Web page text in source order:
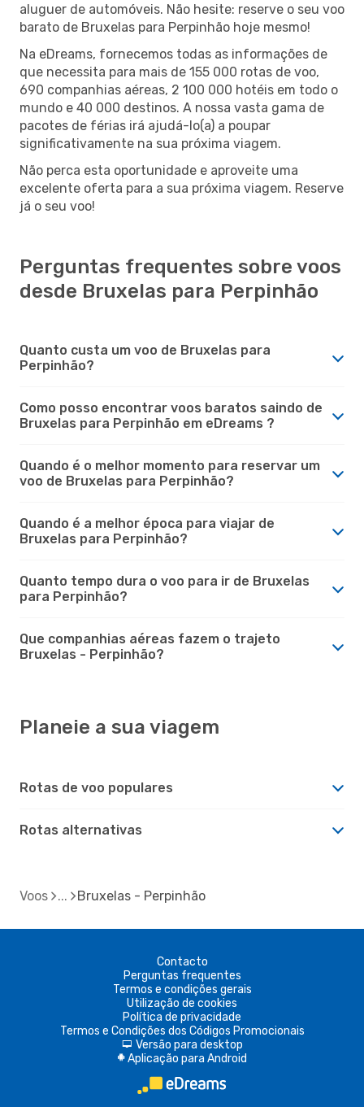
aluguer de automóveis. Não hesite: reserve o seu voo
barato de Bruxelas para Perpinhão hoje mesmo!
Na eDreams, fornecemos todas as informações de
que necessita para mais de 155 000 rotas de voo,
690 companhias aéreas, 2 100 000 hotéis em todo o
mundo e 40 000 destinos. A nossa vasta gama de
pacotes de férias irá ajudá-lo(a) a poupar
significativamente na sua próxima viagem.
Não perca esta oportunidade e aproveite uma
excelente oferta para a sua próxima viagem. Reserve
já o seu voo!
Perguntas frequentes sobre voos
desde Bruxelas para Perpinhão
Quanto custa um voo de Bruxelas para
Perpinhão?
Como posso encontrar voos baratos saindo de
Bruxelas para Perpinhão em eDreams ?
Quando é o melhor momento para reservar um
voo de Bruxelas para Perpinhão?
Quando é a melhor época para viajar de
Bruxelas para Perpinhão?
Quanto tempo dura o voo para ir de Bruxelas
para Perpinhão?
Que companhias aéreas fazem o trajeto
Bruxelas - Perpinhão?
Planeie a sua viagem
Rotas de voo populares
Rotas alternativas
Voos Bruxelas - Perpinhão
Contacto
Perguntas frequentes
Termos e condições gerais
Utilização de cookies
Política de privacidade
Termos e Condições dos Códigos Promocionais
d Versão para desktop
A Aplicação para Android